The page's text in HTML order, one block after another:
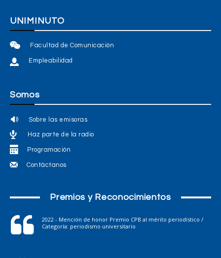
UNIMINUTO
Facultad de Comunicación
Empleabilidad
Somos
Sobre las emisoras
Haz parte de la radio
Programación
Contáctanos
Premios y Reconocimientos
2022 - Mención de honor Premio CPB al mérito periodístico /
Categoría: periodismo universitario